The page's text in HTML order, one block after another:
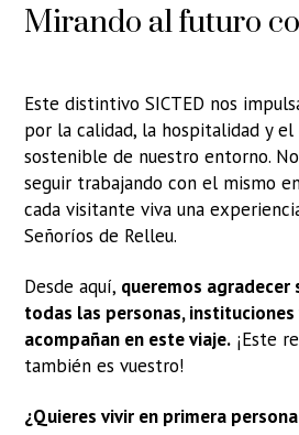
Mirando al futuro
Este distintivo SICTED nos
por la calidad, la hospitalidad y
sostenible de nuestro entorno.
seguir trabajando con el mismo
cada visitante viva una
Señoríos de Relleu.
Desde aquí, queremos agradecer
todas las personas,
acompañan en este viaje. ¡Este
también es vuestro!
¿Quieres vivir en primera